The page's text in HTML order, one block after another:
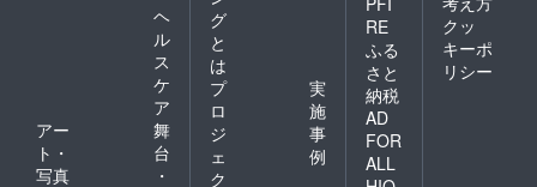
ヘ
ル
ス
ケ
ア
アー
ト・
写真
舞
台
・
グ
と
は
プ
ロ
ジ
ェ
ク
実
施
事
例
RE
ふる
さと
納税
AD
FOR
ALL
クッ
キーポ
リシー